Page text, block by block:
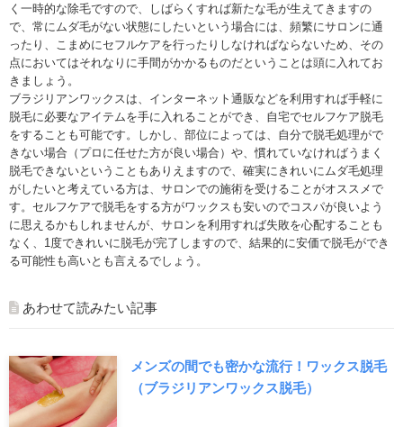
く一時的な除毛ですので、しばらくすれば新たな毛が生えてきますの
で、常にムダ毛がない状態にしたいという場合には、頻繁にサロンに通
ったり、こまめにセフルケアを行ったりしなければならないため、その
点においてはそれなりに手間がかかるものだということは頭に入れてお
きましょう。
ブラジリアンワックスは、インターネット通販などを利用すれば手軽に
脱毛に必要なアイテムを手に入れることができ、自宅でセルフケア脱毛
をすることも可能です。しかし、部位によっては、自分で脱毛処理がで
きない場合（プロに任せた方が良い場合）や、慣れていなければうまく
脱毛できないということもありえますので、確実にきれいにムダ毛処理
がしたいと考えている方は、サロンでの施術を受けることがオススメで
す。セルフケアで脱毛をする方がワックスも安いのでコスパが良いよう
に思えるかもしれませんが、サロンを利用すれば失敗を心配することも
なく、1度できれいに脱毛が完了しますので、結果的に安価で脱毛ができ
る可能性も高いとも言えるでしょう。
あわせて読みたい記事
メンズの間でも密かな流行！ワックス脱毛
（ブラジリアンワックス脱毛）